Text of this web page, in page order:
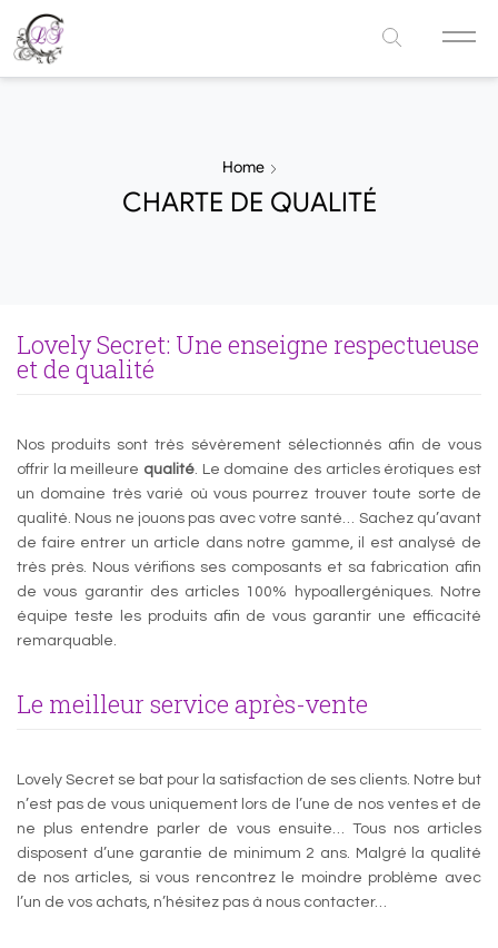
Home
CHARTE DE QUALITÉ
Lovely Secret: Une enseigne respectueuse
et de qualité
Nos produits sont très sévèrement sélectionnés afin de vous
offrir la meilleure qualité. Le domaine des articles érotiques est
un domaine très varié où vous pourrez trouver toute sorte de
qualité. Nous ne jouons pas avec votre santé… Sachez qu’avant
de faire entrer un article dans notre gamme, il est analysé de
très près. Nous vérifions ses composants et sa fabrication afin
de vous garantir des articles 100% hypoallergéniques. Notre
équipe teste les produits afin de vous garantir une efficacité
remarquable.
Le meilleur service après-vente
Lovely Secret se bat pour la satisfaction de ses clients. Notre but
n’est pas de vous uniquement lors de l’une de nos ventes et de
ne plus entendre parler de vous ensuite… Tous nos articles
disposent d’une garantie de minimum 2 ans. Malgré la qualité
de nos articles, si vous rencontrez le moindre problème avec
l’un de vos achats, n’hésitez pas à nous contacter…